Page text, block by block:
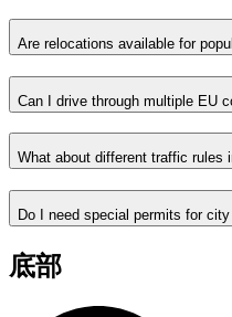
Are relocations available for
Can I drive through multiple EU
What about different traffic rules
Do I need special permits for
底部